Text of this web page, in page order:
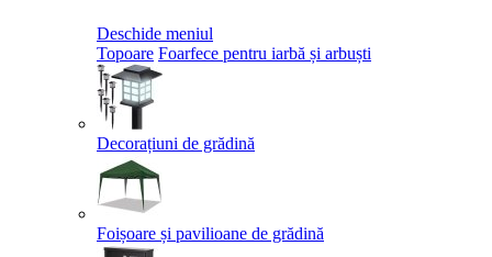
Deschide meniul
Topoare Foarfece pentru iarbă și arbuști
Decorațiuni de grădină
Foișoare și pavilioane de grădină